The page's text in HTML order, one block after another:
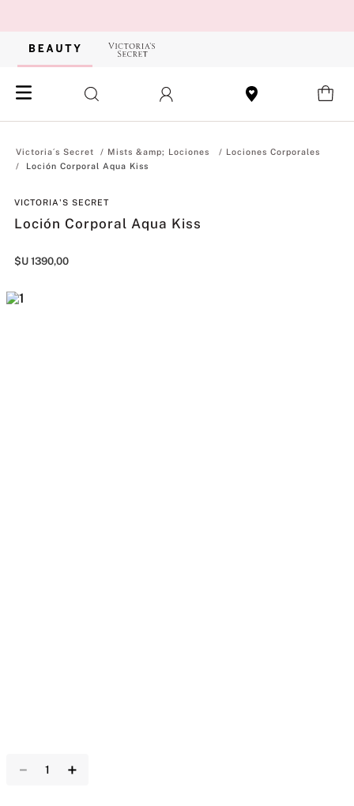
Mists &amp; Lociones
Lociones Corporales
Loción Corporal Aqua Kiss
VICTORIA'S SECRET
Loción Corporal Aqua Kiss
$U 1390,00
＋
－